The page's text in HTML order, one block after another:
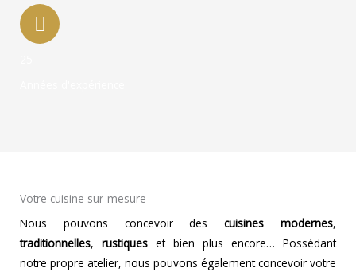
Votre cuisine sur-mesure
Nous pouvons concevoir descuisines modernes,
traditionnelles, rustiques et bien plus encore… Possédant
notre propre atelier, nous pouvons également concevoir votre